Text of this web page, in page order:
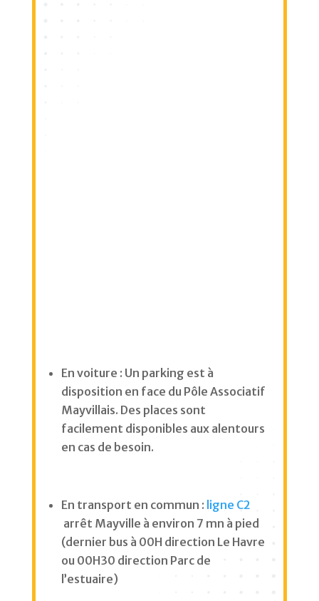
En voiture : Un parking est à
disposition en face du Pôle Associatif
Mayvillais. Des places sont
facilement disponibles aux alentours
en cas de besoin.
En transport en commun : ligne C2
arrêt Mayville à environ 7 mn à pied
(dernier bus à 00H direction Le Havre
ou 00H30 direction Parc de
l’estuaire)